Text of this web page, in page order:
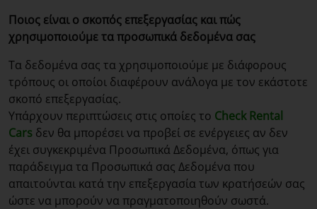
Ποιος είναι ο σκοπός επεξεργασίας και πώς
χρησιμοποιούμε τα προσωπικά δεδομένα σας
Τα δεδομένα σας τα χρησιμοποιούμε με διάφορους
τρόπους οι οποίοι διαφέρουν ανάλογα με τον εκάστοτε
σκοπό επεξεργασίας.
Υπάρχουν περιπτώσεις στις οποίες το Check Rental
Cars δεν θα μπορέσει να προβεί σε ενέργειες αν δεν
έχει συγκεκριμένα Προσωπικά Δεδομένα, όπως για
παράδειγμα τα Προσωπικά σας Δεδομένα που
απαιτούνται κατά την επεξεργασία των κρατήσεών σας
ώστε να μπορούν να πραγματοποιηθούν σωστά.